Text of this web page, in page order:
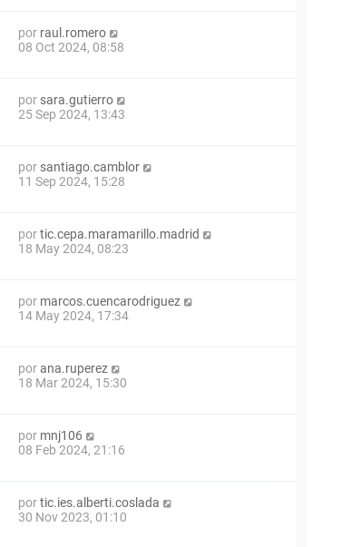
por raul.romero
08 Oct 2024, 08:58
por sara.gutierro
25 Sep 2024, 13:43
por santiago.camblor
11 Sep 2024, 15:28
portic.cepa.maramarillo.madrid
18 May 2024, 08:23
por marcos.cuencarodriguez
14 May 2024, 17:34
porana.ruperez
18 Mar 2024, 15:30
por mnj106
08 Feb 2024, 21:16
portic.ies.alberti.coslada
30 Nov 2023, 01:10